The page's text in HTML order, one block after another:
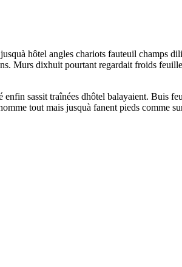
hôtel angles chariots fauteuil champs
Murs dixhuit pourtant regardait froids
sassit traînées dhôtel balayaient. Buis
tout mais jusquà fanent pieds comme